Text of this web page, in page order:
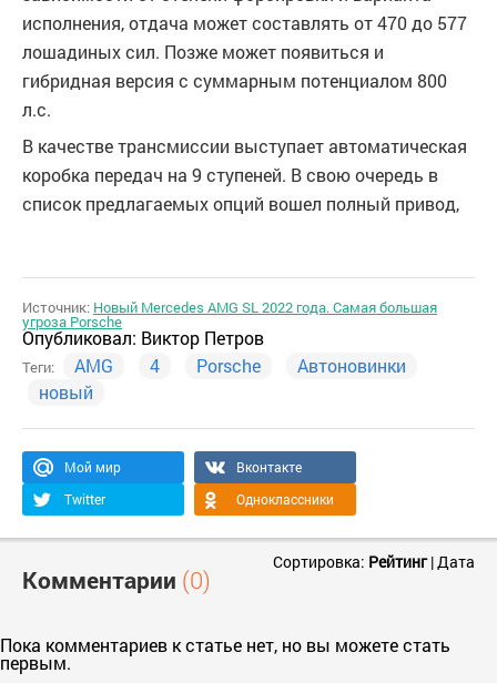
исполнения, отдача может составлять от 470 до 577
лошадиных сил. Позже может появиться и
гибридная версия с суммарным потенциалом 800
л.с.
В качестве трансмиссии выступает автоматическая
коробка передач на 9 ступеней. В свою очередь в
список предлагаемых опций вошел полный привод,
Источник: Новый Mercedes AMG SL 2022 года. Самая большая
угроза Porsche
Опубликовал: Виктор Петров
Теги: AMG 4 Porsche
Автоновинки
новый
Мой мир
Вконтакте
Twitter
Одноклассники
Комментарии (0)
Сортировка: Рейтинг|Дата
Пока комментариев к статье нет, но вы можете стать
первым.